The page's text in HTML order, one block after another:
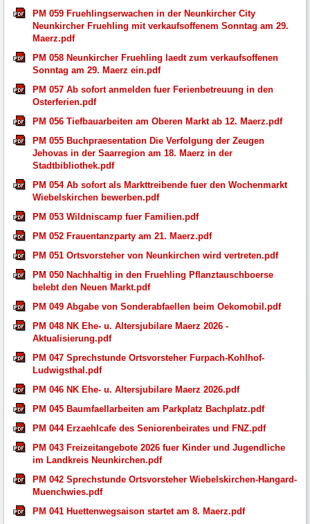
PM 059 Fruehlingserwachen in der Neunkircher City
Neunkircher Fruehling mit verkaufsoffenem Sonntag am 29.
Maerz.pdf
PM 058 Neunkircher Fruehling laedt zum verkaufsoffenen
Sonntag am 29. Maerz ein.pdf
PM 057 Ab sofort anmelden fuer Ferienbetreuung in den
Osterferien.pdf
PM 056 Tiefbauarbeiten am Oberen Markt ab 12. Maerz.pdf
PM 055 Buchpraesentation Die Verfolgung der Zeugen
Jehovas in der Saarregion am 18. Maerz in der
Stadtbibliothek.pdf
PM 054 Ab sofort als Markttreibende fuer den Wochenmarkt
Wiebelskirchen bewerben.pdf
PM 053 Wildniscamp fuer Familien.pdf
PM 052 Frauentanzparty am 21. Maerz.pdf
PM 051 Ortsvorsteher von Neunkirchen wird vertreten.pdf
PM 050 Nachhaltig in den Fruehling Pflanztauschboerse
belebt den Neuen Markt.pdf
PM 049 Abgabe von Sonderabfaellen beim Oekomobil.pdf
PM 048 NK Ehe- u. Altersjubilare Maerz 2026 -
Aktualisierung.pdf
PM 047 Sprechstunde Ortsvorsteher Furpach-Kohlhof-
Ludwigsthal.pdf
PM 046 NK Ehe- u. Altersjubilare Maerz 2026.pdf
PM 045 Baumfaellarbeiten am Parkplatz Bachplatz.pdf
PM 044 Erzaehlcafe des Seniorenbeirates und FNZ.pdf
PM 043 Freizeitangebote 2026 fuer Kinder und Jugendliche
im Landkreis Neunkirchen.pdf
PM 042 Sprechstunde Ortsvorsteher Wiebelskirchen-Hangard-
Muenchwies.pdf
PM 041 Huettenwegsaison startet am 8. Maerz.pdf